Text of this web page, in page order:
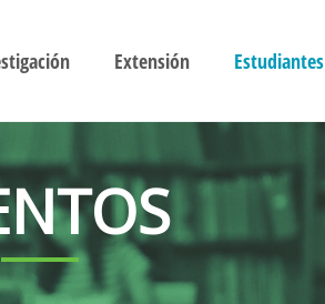
Extensión Estudiantes